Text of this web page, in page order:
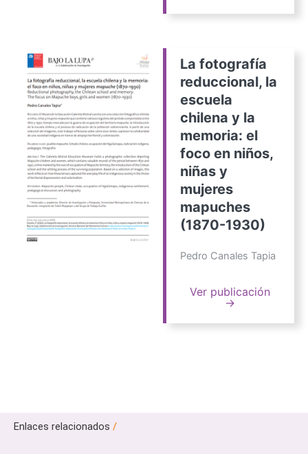
La fotografía
reduccional, la
escuela
chilena y la
memoria: el
foco en niños,
niñas y
mujeres
mapuches
(1870-1930)
Pedro Canales Tapia
Ver publicación
→
Enlaces relacionados /